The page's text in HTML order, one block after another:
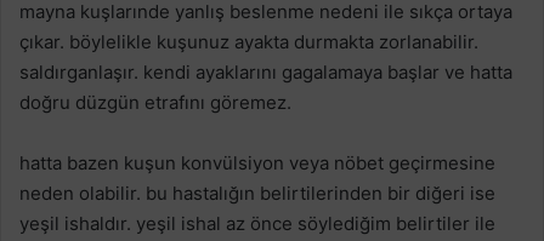
mayna kuşlarınde yanlış beslenme nedeni ile sıkça ortaya
çıkar. böylelikle kuşunuz ayakta durmakta zorlanabilir.
saldırganlaşır. kendi ayaklarını gagalamaya başlar ve hatta
doğru düzgün etrafını göremez.
hatta bazen kuşun konvülsiyon veya nöbet geçirmesine
neden olabilir. bu hastalığın belirtilerinden bir diğeri ise
yeşil ishaldır. yeşil ishal az önce söylediğim belirtiler ile